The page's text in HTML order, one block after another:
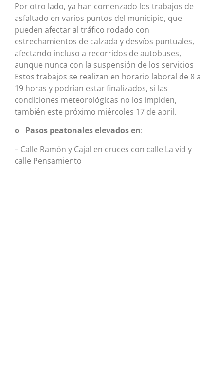
Por otro lado, ya han comenzado los trabajos de
asfaltado en varios puntos del municipio, que
pueden afectar al tráfico rodado con
estrechamientos de calzada y desvíos puntuales,
afectando incluso a recorridos de autobuses,
aunque nunca con la suspensión de los servicios
Estos trabajos se realizan en horario laboral de 8 a
19 horas y podrían estar finalizados, si las
condiciones meteorológicas no los impiden,
también este próximo miércoles 17 de abril.
o Pasos peatonales elevados en:
– Calle Ramón y Cajal en cruces con calle La vid y
calle Pensamiento